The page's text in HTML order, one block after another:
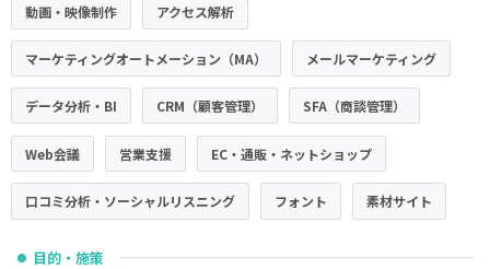
動画・映像制作 アクセス解析
マーケティングオートメーション（MA） メールマーケティング
データ分析・BI CRM（顧客管理） SFA（商談管理）
Web会議 営業支援 EC・通販・ネットショップ
口コミ分析・ソーシャルリスニング フォント 素材サイト
● 目的・施策